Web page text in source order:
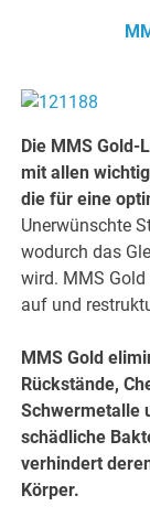
Die MMS Gold-
mit allen
die für eine
Unerwünschte
wodurch das
wird. MMS
auf und
MMS Gold
Rückstände,
Schwermetalle
schädliche
verhindert
Körper.